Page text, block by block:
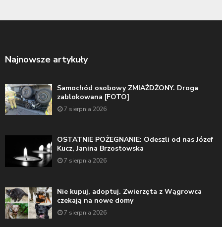
Najnowsze artykuły
Samochód osobowy ZMIAŻDŻONY. Droga
zablokowana [FOTO]
7 sierpnia 2026
OSTATNIE POŻEGNANIE: Odeszli od nas Józef
Kucz, Janina Brzostowska
7 sierpnia 2026
Nie kupuj, adoptuj. Zwierzęta z Wągrowca
czekają na nowe domy
7 sierpnia 2026